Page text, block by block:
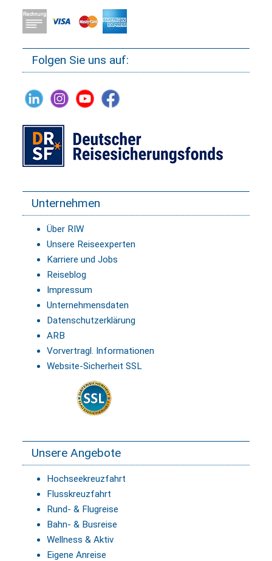
Folgen Sie uns auf:
Unternehmen
Über RIW
Unsere Reiseexperten
Karriere und Jobs
Reiseblog
Impressum
Unternehmensdaten
Datenschutzerklärung
ARB
Vorvertragl. Informationen
Website-Sicherheit SSL
Unsere Angebote
Hochseekreuzfahrt
Flusskreuzfahrt
Rund- & Flugreise
Bahn- & Busreise
Wellness & Aktiv
Eigene Anreise